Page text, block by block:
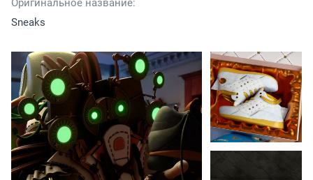
Оригинальное название:
Sneaks